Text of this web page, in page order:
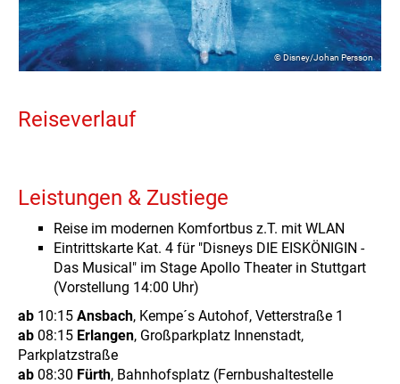
© Disney/Johan Persson
Reiseverlauf
Leistungen & Zustiege
Reise im modernen Komfortbus z.T. mit WLAN
Eintrittskarte Kat. 4 für "Disneys DIE EISKÖNIGIN -
Das Musical" im Stage Apollo Theater in Stuttgart
(Vorstellung 14:00 Uhr)
ab 10:15 Ansbach, Kempe´s Autohof, Vetterstraße 1
ab 08:15 Erlangen, Großparkplatz Innenstadt,
Parkplatzstraße
ab 08:30 Fürth, Bahnhofsplatz (Fernbushaltestelle